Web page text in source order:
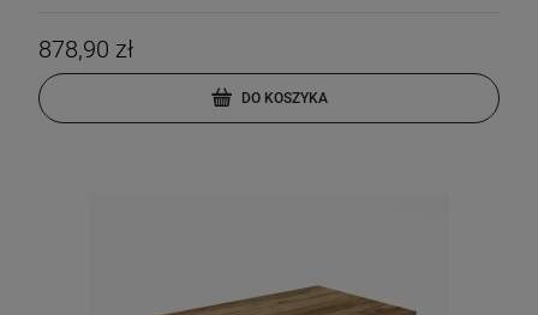
878,90 zł
DO KOSZYKA